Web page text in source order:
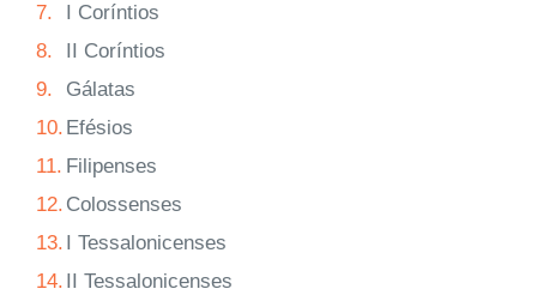
7.
I Coríntios
8.
II Coríntios
9.
Gálatas
10. Efésios
11. Filipenses
12. Colossenses
13. I Tessalonicenses
14. II Tessalonicenses